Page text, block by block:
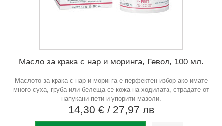
Масло за крака с нар и моринга, Гевол, 100 мл.
Маслото за крака с нар и моринга е перфектен избор ако имате
много суха, груба или белеща се кожа на ходилата, страдате от
напукани пети и упорити мазоли.
14,30 € / 27,97 лв